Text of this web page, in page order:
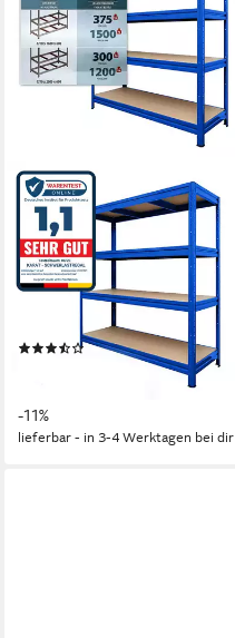
KARAT
Schwerlastregal
Weitspannregal Blau, 7
Größen, 4 stabile Böden,
1200 kg Tragkraft
150 x 200 x 60 cm
(16)
157,00 €
-11%
lieferbar - in 3-4 Werktagen bei dir